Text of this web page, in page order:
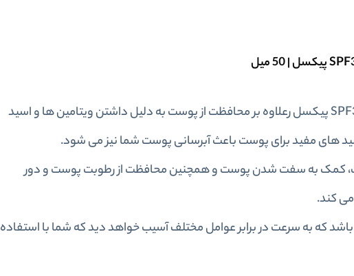
ضد آفتاب دور چشم و صورت فیزیکال بژ طبیعی شماره 2 SPF35 پیکسل رعلاوه بر محافظت از پوست به دلیل داشتن ویتامین ها و اسید
کمک به سفت شدن پوست و همچنین محافظت از رطوبت پوست و دور
کند.
به سرعت در برابر عوامل مختلف آسیب خواهد دید که شما با استفاده